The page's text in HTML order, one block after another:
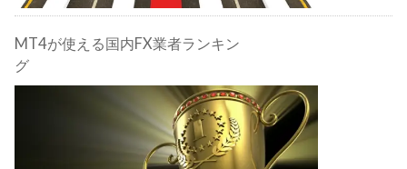
MT4が使える国内FX業者ランキン
グ